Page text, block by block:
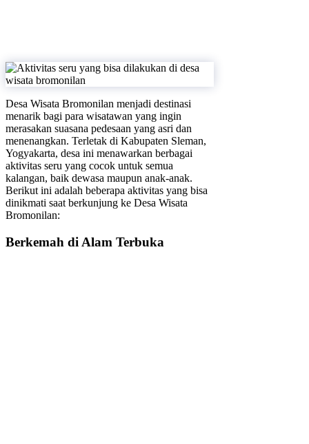
Desa Wisata Bromonilan menjadi destinasi
menarik bagi para wisatawan yang ingin
merasakan suasana pedesaan yang asri dan
menenangkan. Terletak di Kabupaten Sleman,
Yogyakarta, desa ini menawarkan berbagai
aktivitas seru yang cocok untuk semua
kalangan, baik dewasa maupun anak-anak.
Berikut ini adalah beberapa aktivitas yang bisa
dinikmati saat berkunjung ke Desa Wisata
Bromonilan:
Berkemah di Alam Terbuka